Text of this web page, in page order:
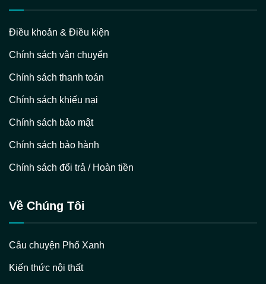
Điều khoản & Điều kiện
Chính sách vận chuyển
Chính sách thanh toán
Chính sách khiếu nại
Chính sách bảo mật
Chính sách bảo hành
Chính sách đổi trả / Hoàn tiền
Về Chúng Tôi
Câu chuyện Phố Xanh
Kiến thức nội thất